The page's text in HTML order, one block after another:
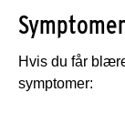
Symptomer
Hvis du får
symptomer: